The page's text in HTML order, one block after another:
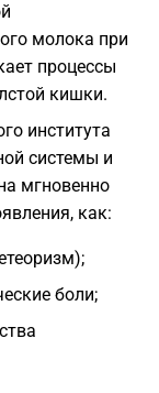
молока при
процессы
кишки.
института
системы и
мгновенно
как:
боли;